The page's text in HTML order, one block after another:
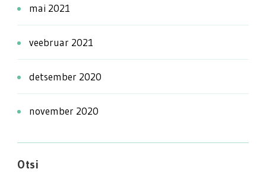
mai 2021
veebruar 2021
detsember 2020
november 2020
Otsi